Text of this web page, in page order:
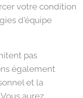
votre condition
d'équipe
pas
également
et la